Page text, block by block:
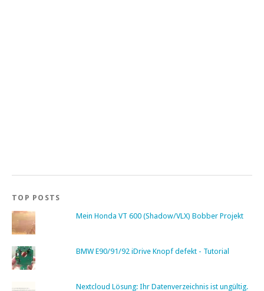
TOP POSTS
Mein Honda VT 600 (Shadow/VLX) Bobber Projekt
BMW E90/91/92 iDrive Knopf defekt - Tutorial
Nextcloud Lösung: Ihr Datenverzeichnis ist ungültig.